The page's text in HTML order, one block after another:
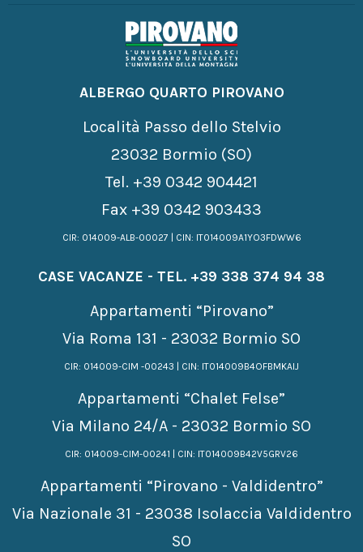
ALBERGO QUARTO PIROVANO
Località Passo dello Stelvio
23032 Bormio (SO)
Tel. +39 0342 904421
Fax +39 0342 903433
CIR: 014009-ALB-00027 | CIN: IT014009A1YO3FDWW6
CASE VACANZE - TEL. +39 338 374 94 38
Appartamenti “Pirovano”
Via Roma 131 - 23032 Bormio SO
CIR: 014009-CIM -00243 | CIN: IT014009B4OFBMKAIJ
Appartamenti “Chalet Felse”
Via Milano 24/A - 23032 Bormio SO
CIR: 014009-CIM-00241 | CIN: IT014009B42V5GRV26
Appartamenti “Pirovano - Valdidentro”
Via Nazionale 31 - 23038 Isolaccia Valdidentro
SO